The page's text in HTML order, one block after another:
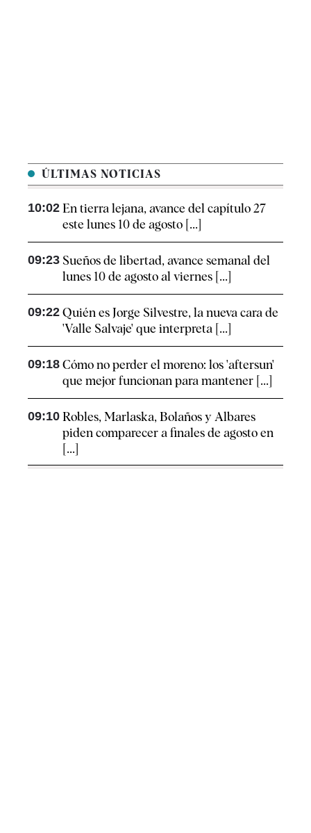
ÚLTIMAS NOTICIAS
10:02 En tierra lejana, avance del capítulo 27
este lunes 10 de agosto [...]
09:23 Sueños de libertad, avance semanal del
lunes 10 de agosto al viernes [...]
09:22 Quién es Jorge Silvestre, la nueva cara de
'Valle Salvaje' que interpreta [...]
09:18 Cómo no perder el moreno: los 'aftersun'
que mejor funcionan para mantener [...]
09:10 Robles, Marlaska, Bolaños y Albares
piden comparecer a finales de agosto en
[...]